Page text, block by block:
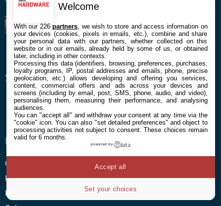
SUIVEZ-NOUS
FacebookTwitter YoutubeRSS Newsletter
ENTREPRISE
Confidentialité et Cookies
Mentions légales et CGU
Préférences Cookies
À PROPOS
Contact
demandé de l’aide à une IA cet été
Welcome
With our 226partners , we wish to store and access information on
your devices (cookies, pixels in emails, etc.), combine and share
your personal data with our partners, whether collected on this
website or in our emails, already held by some of us, or obtained
later, including in other contexts.
Processing this data (identifiers, browsing, preferences, purchases,
loyalty programs, IP, postal addresses and emails, phone, precise
geolocation, etc.) allows developing and offering you services,
content, commercial offers and ads across your devices and
screens (including by email, post, SMS, phone, audio, and video),
personalising them, measuring their performance, and analysing
audiences.
You can "accept all" and withdraw your consent at any time via the
"cookie" icon. You can also "set detailed preferences" and object to
processing activities not subject to consent. These choices remain
valid for 6 months.
powered by
Set your choices
Accept all